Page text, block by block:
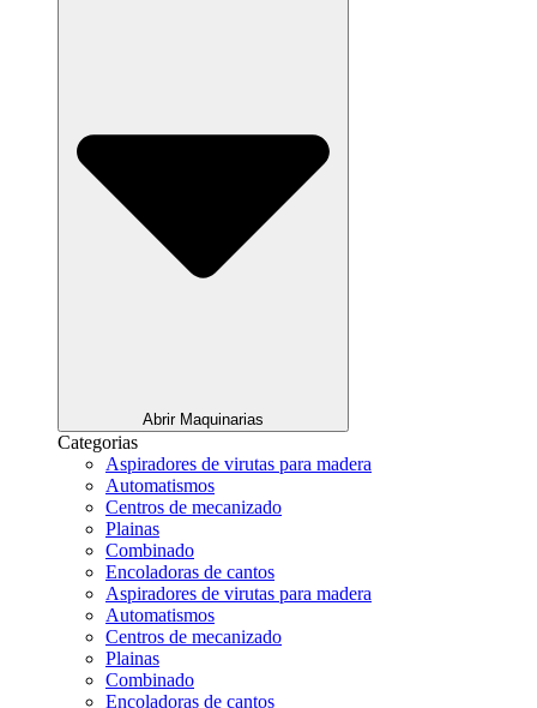
Abrir Maquinarias
Categorias
Aspiradores de virutas para madera
Automatismos
Centros de mecanizado
Plainas
Combinado
Encoladoras de cantos
Aspiradores de virutas para madera
Automatismos
Centros de mecanizado
Plainas
Combinado
Encoladoras de cantos